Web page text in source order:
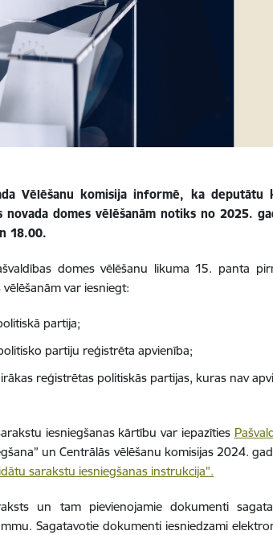
Vēlēšanu komisija informē, ka deputātu
novada domes vēlēšanām notiks no 2025.
18.00.
domes vēlēšanu likuma 15. panta
var iesniegt:
partija;
partiju reģistrēta apvienība;
reģistrētas politiskās partijas, kuras nav
iesniegšanas kārtību var iepazīties
un Centrālās vēlēšanu komisijas 2024.
sarakstu iesniegšanas instrukcija".
un tam pievienojamie dokumenti
Sagatavotie dokumenti iesniedzami